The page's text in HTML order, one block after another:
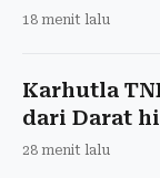
18 menit lalu
Karhutla
dari Darat
28 menit lalu